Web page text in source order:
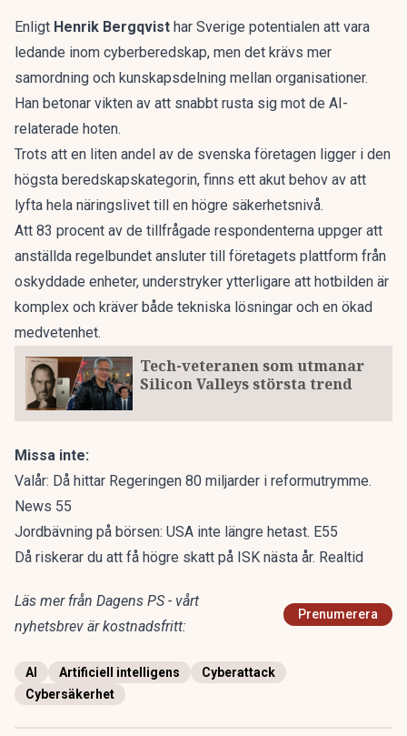
Enligt Henrik Bergqvist har Sverige potentialen att vara
ledande inom cyberberedskap, men det krävs mer
samordning och kunskapsdelning mellan organisationer.
Han betonar vikten av att snabbt rusta sig mot de AI-
relaterade hoten.
Trots att en liten andel av de svenska företagen ligger i den
högsta beredskapskategorin, finns ett akut behov av att
lyfta hela näringslivet till en högre säkerhetsnivå.
Att 83 procent av de tillfrågade respondenterna uppger att
anställda regelbundet ansluter till företagets plattform från
oskyddade enheter, understryker ytterligare att hotbilden är
komplex och kräver både tekniska lösningar och en ökad
medvetenhet.
Tech-veteranen som utmanar
Silicon Valleys största trend
Missa inte:
Valår: Då hittar Regeringen 80 miljarder i reformutrymme.
News 55
Jordbävning på börsen: USA inte längre hetast. E55
Då riskerar du att få högre skatt på ISK nästa år. Realtid
Läs mer från Dagens PS - vårt
nyhetsbrev är kostnadsfritt:
Prenumerera
AI Artificiell intelligens
Cyberattack
Cybersäkerhet